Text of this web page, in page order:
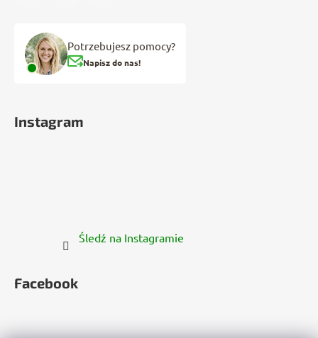
Potrzebujesz pomocy?
Napisz do nas!
Instagram
Śledź na Instagramie
Facebook